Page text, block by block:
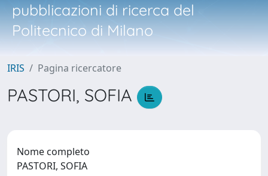
pubblicazioni di ricerca del
Politecnico di Milano
IRIS Pagina ricercatore
PASTORI, SOFIA
Nome completo
PASTORI, SOFIA